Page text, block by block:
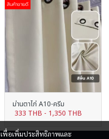
สินค้าขายดี
ม่านตาไก่ A10-ครีม
333 THB - 1,350 THB
เพื่อเพิ่มประสิทธิภาพและ